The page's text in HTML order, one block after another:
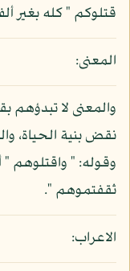
قتلوكم " كله بغير
المعنى:
والمعنى لا تبدؤهم
نقض بنية الحياة،
وقوله: " واقتلوهم
ثقفتموهم ".
الاعراب: